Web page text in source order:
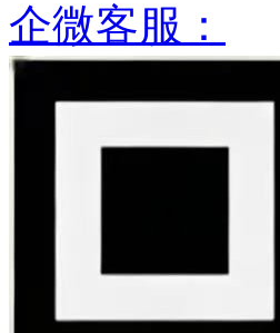
企微客服：